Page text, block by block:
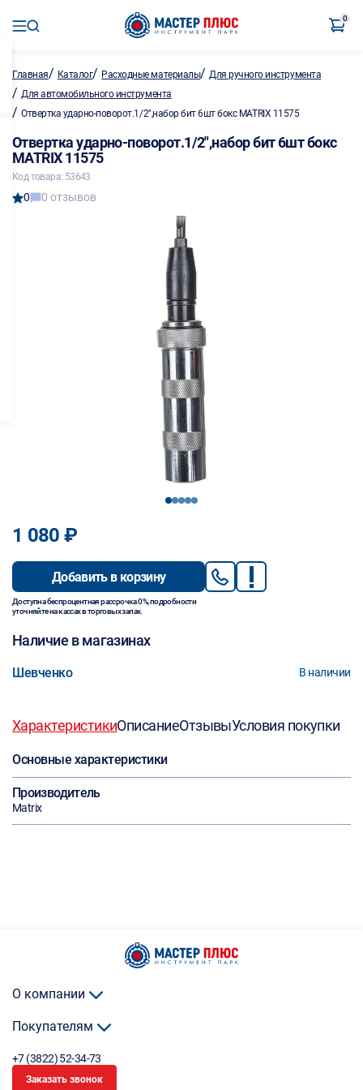
0
Главная/ Каталог/ Расходные материалы/Для ручного инструмента
/ Для автомобильного инструмента
/ Отвертка ударно-поворот.1/2",набор бит 6шт бокс MATRIX 11575
Отвертка ударно-поворот.1/2",набор бит 6шт бокс
MATRIX 11575
Код товара: 53643
0 0 отзывов
12345
1 080 ₽
Добавить в корзину
Доступна беспроцентная рассрочка 0%, подробности
уточняйте на кассах в торговых залах.
Наличие в магазинах
Шевченко В наличии
ХарактеристикиОписаниеОтзывыУсловия покупки
Основные характеристики
Производитель
Matrix
О компании
Покупателям
+7 (3822) 52-34-73
Заказать звонок